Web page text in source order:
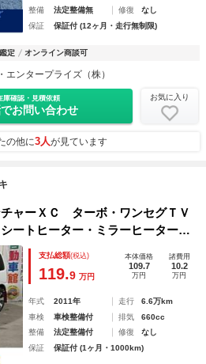
整備
法定整備無 修復
なし
保証
保証付 (12ヶ月・走行無制限)
定 オンライン商談可
エンタープライズ（株）
庫確認・見積依頼
お問い合わせ
お気に入り
の他に3人が見ています
ャーＸＣ ターボ・ワンセグＴＶ
ートヒーター・ミラーヒーター・
・禁煙車・電動格納ミラー・Ｗエ
テ・パワーウィンドウ・４ＷＤ
支払総額(税込)
119.9 万円
本体価格
109.7
万円
諸費用
10.2
万円
年式 2011年 走行
6.6万km
車検
車検整備付 排気
660cc
整備
法定整備付 修復
なし
保証
保証付 (1ヶ月・1000km)